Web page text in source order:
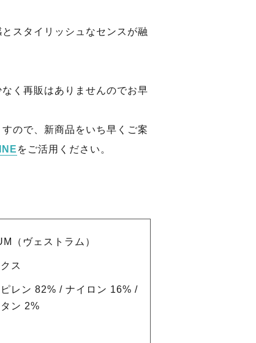
スタイリッシュなセンスが融
く再販はありませんのでお早
ので、新商品をいち早くご案
をご活用ください。
（ヴェストラム）
ス
レン 82% / ナイロン 16% /
ン 2%